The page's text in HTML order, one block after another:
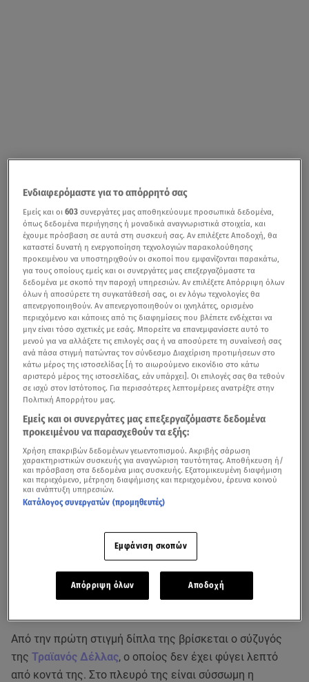
Δύσκολες ώρες περνά ηΓωγώ Μαστροκώστα, καθώς η
κατάσταση της υγείας της χαρακτηρίζεται
Από την πρώτη στιγμή δίπλα της βρίσκεται ο σύζυγός
της Τραϊανός Δέλλας, ο οποίος δεν έχει φύγει λεπτό
από κοντά της. Στο πλευρό της είναι σύσσωμη η
Ενδιαφερόμαστε για το απόρρητό σας
Εμείς και οι603 συνεργάτες μας αποθηκεύουμε προσωπικά δεδομένα,
όπως δεδομένα περιήγησης ή μοναδικά αναγνωριστικά στοιχεία, και
έχουμε πρόσβαση σε αυτά στη συσκευή σας. Αν επιλέξετε Αποδοχή, θα
καταστεί δυνατή η ενεργοποίηση τεχνολογιών παρακολούθησης
προκειμένου να υποστηριχθούν οι σκοποί που εμφανίζονται παρακάτω,
για τους οποίους εμείς και οι συνεργάτες μας επεξεργαζόμαστε τα
δεδομένα με σκοπό την παροχή υπηρεσιών. Αν επιλέξετε Απόρριψη όλων
όλων ή αποσύρετε τη συγκατάθεσή σας, οι εν λόγω τεχνολογίες θα
απενεργοποιηθούν. Αν απενεργοποιηθούν οι ιχνηλάτες, ορισμένο
περιεχόμενο και κάποιες από τις διαφημίσεις που βλέπετε ενδέχεται να
μην είναι τόσο σχετικές με εσάς. Μπορείτε να επανεμφανίσετε αυτό το
μενού για να αλλάξετε τις επιλογές σας ή να αποσύρετε τη συναίνεσή σας
ανά πάσα στιγμή πατώντας τον σύνδεσμο Διαχείριση προτιμήσεων στο
κάτω μέρος της ιστοσελίδας [ή το αιωρούμενο εικονίδιο στο κάτω
αριστερό μέρος της ιστοσελίδας, εάν υπάρχει]. Οι επιλογές σας θα τεθούν
σε ισχύ στον Ιστότοπος. Για περισσότερες λεπτομέρειες ανατρέξτε στην
Πολιτική Απορρήτου μας.
Εμείς και οι συνεργάτες μας επεξεργαζόμαστε δεδομένα
προκειμένου να παρασχεθούν τα εξής:
Χρήση επακριβών δεδομένων γεωεντοπισμού. Ακριβής σάρωση
χαρακτηριστικών συσκευής για αναγνώριση ταυτότητας. Αποθήκευση ή/
και πρόσβαση στα δεδομένα μιας συσκευής. Εξατομικευμένη διαφήμιση
και περιεχόμενο, μέτρηση διαφήμισης και περιεχομένου, έρευνα κοινού
και ανάπτυξη υπηρεσιών.
Κατάλογος συνεργατών (προμηθευτές)
Εμφάνιση σκοπών
Απόρριψη όλων Αποδοχή